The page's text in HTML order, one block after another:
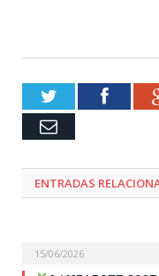
Twitter
Email
ENTRADAS
15/06/2026